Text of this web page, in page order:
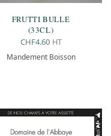
FRUTTI BULLE
(33CL)
CHF4.60 HT
Mandement Boisson